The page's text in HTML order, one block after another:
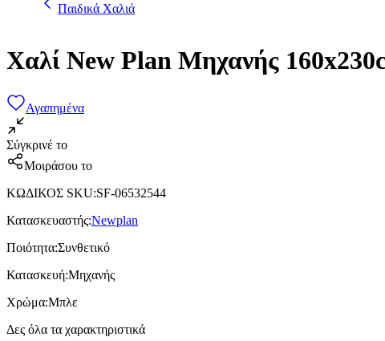
Παιδικά Χαλιά
Χαλί New Plan Μηχανής
Αγαπημένα
Σύγκρινέ το
Μοιράσου το
ΚΩΔΙΚΟΣ SKU:SF-06532544
Κατασκευαστής:Newplan
Ποιότητα:Συνθετικό
Κατασκευή:Μηχανής
Χρώμα:Μπλε
Δες όλα τα χαρακτηριστικά